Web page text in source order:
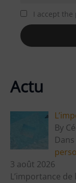
I accept the
Actu
By
Dans
3 août 2026
L’importance de